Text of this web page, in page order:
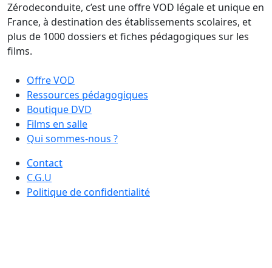
Zérodeconduite, c’est une offre VOD légale et unique en
France, à destination des établissements scolaires, et
plus de 1000 dossiers et fiches pédagogiques sur les
films.
Offre VOD
Ressources pédagogiques
Boutique DVD
Films en salle
Qui sommes-nous ?
Contact
C.G.U
Politique de confidentialité